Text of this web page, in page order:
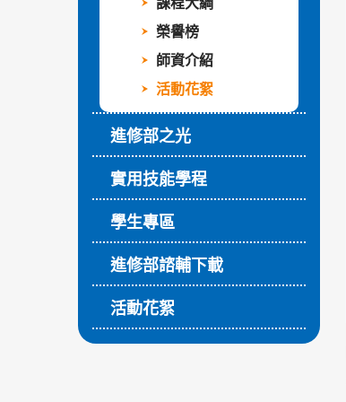
榮譽榜
師資介紹
活動花絮
進修部之光
實用技能學程
學生專區
進修部諮輔下載
活動花絮